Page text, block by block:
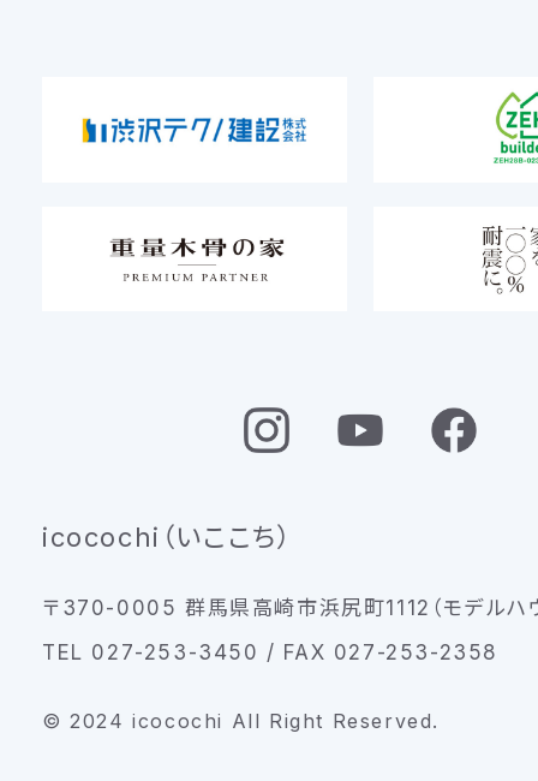
icocochi（いここち）
〒370-0005 群馬県高崎市浜尻町1112（モデルハ
TEL 027-253-3450 / FAX 027-253-2358
© 2024 icocochi All Right Reserved.